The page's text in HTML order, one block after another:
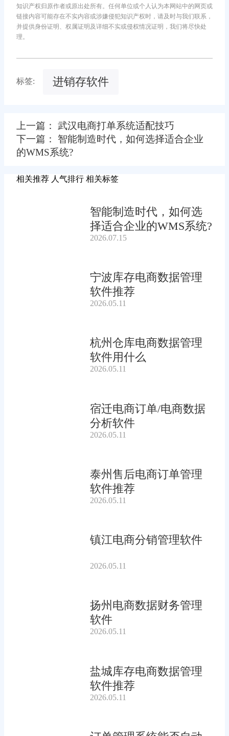
知识产权归原作者或原出处所有。任何单位或个人认为本网站中的网页或
链接内容可能存在不实内容或涉嫌侵犯知识产权时，请及时与我们联系，
并提供身份证明、权属证明及详细不实或侵权情况证明，我们将尽快处
理。
标签: 进销存软件
上一篇： 武汉电商打单系统适配技巧
下一篇： 智能制造时代，如何选择适合企业
的WMS系统?
相关推荐 人气排行 相关标签
智能制造时代，如何选
择适合企业的WMS系统?
2026.07.15
宁波库存电商数据管理
软件推荐
2026.05.11
杭州仓库电商数据管理
软件用什么
2026.05.11
宿迁电商订单/电商数据
分析软件
2026.05.11
泰州售后电商订单管理
软件推荐
2026.05.11
镇江电商分销管理软件
2026.05.11
扬州电商数据财务管理
软件
2026.05.11
盐城库存电商数据管理
软件推荐
2026.05.11